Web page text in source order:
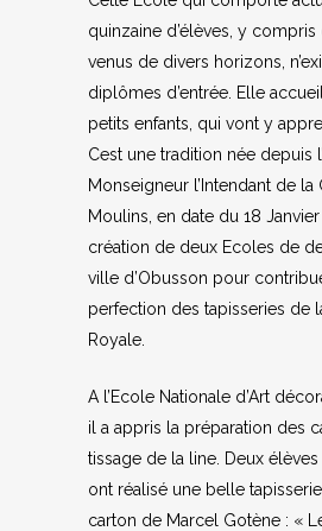
quinzaine d’élèves, y compris
venus de divers horizons,
diplômes d’entrée. Elle
petits enfants, qui vont y
Cest une tradition née depuis
Monseigneur l’Intendant de la
Moulins, en date du 18
création de deux Ecoles de
ville d’Obusson pour
perfection des tapisseries de
Royale.
A l’Ecole Nationale d’Art
il a appris la préparation des
tissage de la line. Deux
ont réalisé une belle
carton de Marcel Gotène : «